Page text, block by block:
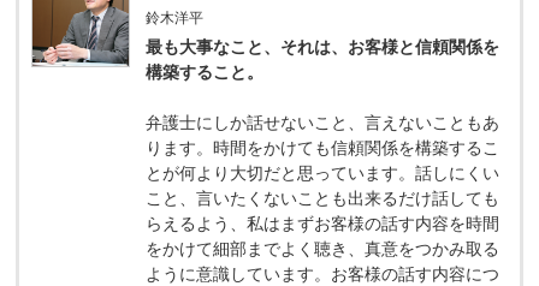
鈴木洋平
最も大事なこと、それは、お客様と信頼関係を
構築すること。
弁護士にしか話せないこと、言えないこともあ
ります。時間をかけても信頼関係を構築するこ
とが何より大切だと思っています。話しにくい
こと、言いたくないことも出来るだけ話しても
らえるよう、私はまずお客様の話す内容を時間
をかけて細部までよく聴き、真意をつかみ取る
ように意識しています。お客様の話す内容につ